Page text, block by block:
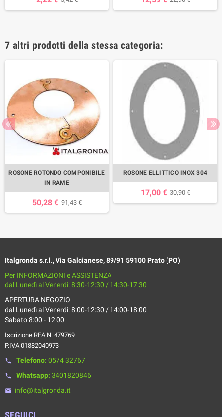
7 altri prodotti della stessa categoria:
ROSONE ROTONDO COMPONIBILE
IN RAME
50,28 € 91,43 €
ROSONE ELLITTICO INOX 304
17,00 € 30,90 €
Italgronda s.r.l., Via Galcianese, 89/91 59100 Prato (PO)
Per INFORMAZIONI e ASSISTENZA
dal Lunedì al Venerdì: 8:30-12:30 / 14:30-17:30
APERTURA NEGOZIO
dal Lunedì al Venerdì: 8:00-12:30 / 14:00-18:00
Sabato 8:00 - 12:00
Iscrizione REA N. 479769
P.IVA 01882040973
phone Telefono: 0574 32767
phone Whatsapp: 3401820846
email info@italgronda.it
SEGUICI